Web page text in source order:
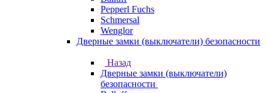
Pepperl Fuchs
Schmersal
Wenglor
Дверные замки (выключатели) безопасности
Назад
Дверные замки (выключатели)
безопасности